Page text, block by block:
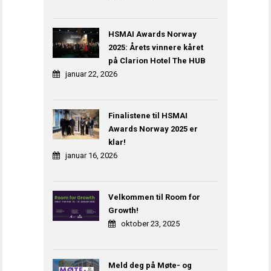
HSMAI Awards Norway
2025: Årets vinnere kåret
på Clarion Hotel The HUB
januar 22, 2026
Finalistene til HSMAI
Awards Norway 2025 er
klar!
januar 16, 2026
Velkommen til Room for
Growth!
oktober 23, 2025
Meld deg på Møte- og